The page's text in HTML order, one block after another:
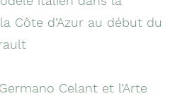
Côte d’Azur au début du
Celant et l’Arte